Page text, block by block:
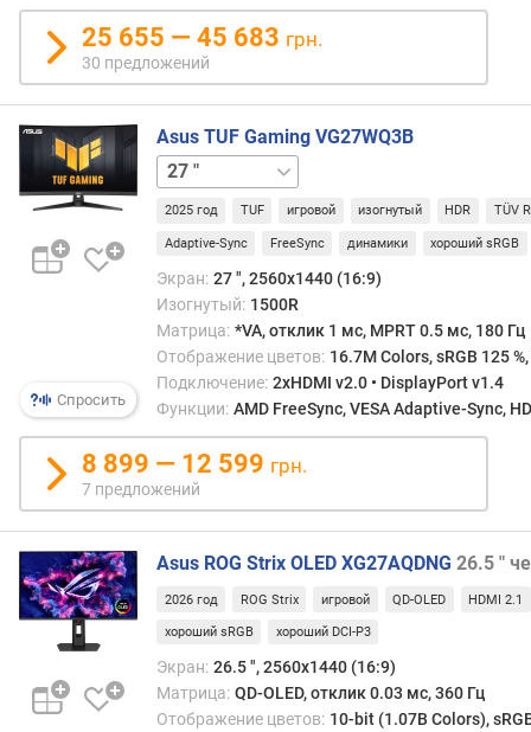
а
ц
в
е
т
о
в
о
й
о
N
T
S
C
)
(
%
)
в
е
т
25 655 — 45 683 грн.
30 предложений
Спросить
Asus TUF Gaming VG27WQ3B
31.5 "
2025 год TUF игровой изогнутый HDR TÜV
Adaptive-Sync FreeSync динамики хороший sRGB
Экран: 27 ", 2560x1440 (16:9)
Изогнутый: 1500R
Матрица: *VA, отклик 1 мс, MPRT 0.5 мс, 180 Гц
Отображение цветов: 16.7M Colors, sRGB 125
Подключение: 2xHDMI v2.0 • DisplayPort v1.4
Функции: AMD FreeSync, VESA Adaptive-Sync,
8 899 — 12 599 грн.
7 предложений
Asus ROG Strix OLED XG27AQDNG 26.5 "
2026 год ROG Strix игровой QD-OLED HDMI 2.1
хороший sRGB хороший DCI-P3
Экран: 26.5 ", 2560x1440 (16:9)
Матрица: QD-OLED, отклик 0.03 мс, 360 Гц
Отображение цветов: 10-bit (1.07B Colors),